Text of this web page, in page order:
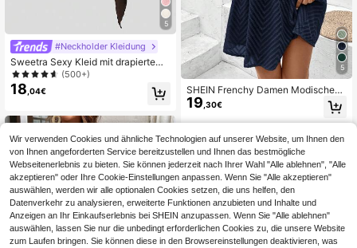
5
#Neckholder Kleidung
Sweetra Sexy Kleid mit drapiertem
Ausschnitt, geraffter Taille und asy
mmetrischem Saum mit Metallschn
allen-Dekor, elegantes Partykleid,
(500+)
18,04€
5
SHEIN Frenchy Damen Modisches
Urlaubskleid Mit V-ausschnitt, Gera
ffter Taille Und Kurzen Flatterärmel
n
19 ,30€
Wir verwenden Cookies und ähnliche Technologien auf unserer Website, um Ihnen den
von Ihnen angeforderten Service bereitzustellen und Ihnen das bestmögliche
Webseitenerlebnis zu bieten. Sie können jederzeit nach Ihrer Wahl "Alle ablehnen", "Alle
akzeptieren" oder Ihre Cookie-Einstellungen anpassen. Wenn Sie "Alle akzeptieren"
auswählen, werden wir alle optionalen Cookies setzen, die uns helfen, den
Datenverkehr zu analysieren, erweiterte Funktionen anzubieten und Inhalte und
Anzeigen an Ihr Einkaufserlebnis bei SHEIN anzupassen. Wenn Sie "Alle ablehnen"
auswählen, lassen Sie nur die unbedingt erforderlichen Cookies zu, die unsere Website
zum Laufen bringen. Sie können diese in den Browsereinstellungen deaktivieren, was